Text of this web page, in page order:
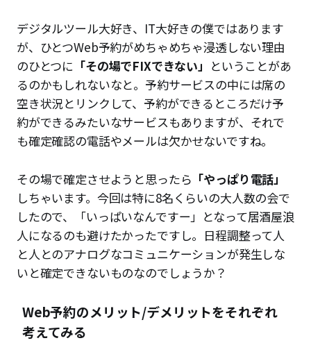
デジタルツール大好き、IT大好きの僕ではあります
が、ひとつWeb予約がめちゃめちゃ浸透しない理由
のひとつに 「その場でFIXできない」 ということがあ
るのかもしれないなと。予約サービスの中には席の
空き状況とリンクして、予約ができるところだけ予
約ができるみたいなサービスもありますが、それで
も確定確認の電話やメールは欠かせないですね。
その場で確定させようと思ったら 「やっぱり電話」
しちゃいます。今回は特に8名くらいの大人数の会で
したので、「いっぱいなんですー」となって居酒屋浪
人になるのも避けたかったですし。日程調整って人
と人とのアナログなコミュニケーションが発生しな
いと確定できないものなのでしょうか？
Web予約のメリット/デメリットをそれぞれ
考えてみる